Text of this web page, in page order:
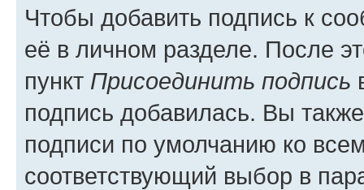
Чтобы добавить подпись к
её в личном разделе. После
пункт Присоединить подпись
подпись добавилась. Вы
подписи по умолчанию ко
соответствующий выбор в